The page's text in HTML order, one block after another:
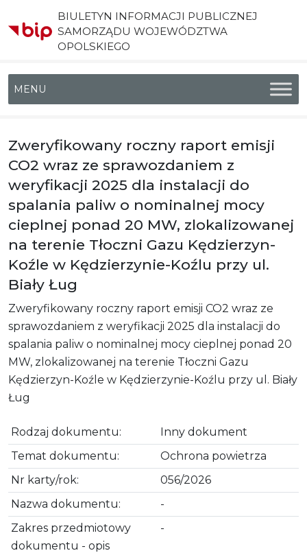
BIULETYN INFORMACJI PUBLICZNEJ
SAMORZĄDU WOJEWÓDZTWA
OPOLSKIEGO
Menu główne
Zweryfikowany roczny raport emisji
CO2 wraz ze sprawozdaniem z
weryfikacji 2025 dla instalacji do
spalania paliw o nominalnej mocy
cieplnej ponad 20 MW, zlokalizowanej
na terenie Tłoczni Gazu Kędzierzyn-
Koźle w Kędzierzynie-Koźlu przy ul.
Biały Ług
Zweryfikowany roczny raport emisji CO2 wraz ze
sprawozdaniem z weryfikacji 2025 dla instalacji do
spalania paliw o nominalnej mocy cieplnej ponad 20
MW, zlokalizowanej na terenie Tłoczni Gazu
Kędzierzyn-Koźle w Kędzierzynie-Koźlu przy ul. Biały
Ług
Rodzaj dokumentu:
Inny dokument
Temat dokumentu:
Ochrona powietrza
Nr karty/rok:
056/2026
Nazwa dokumentu:
-
Zakres przedmiotowy
dokumentu - opis
-